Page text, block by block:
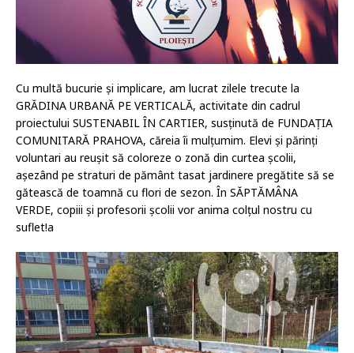
Cu multă bucurie și implicare, am lucrat zilele trecute la
GRĂDINA URBANĂ PE VERTICALĂ, activitate din cadrul
proiectului SUSTENABIL ÎN CARTIER, susținută de FUNDAȚIA
COMUNITARĂ PRAHOVA, căreia îi mulțumim. Elevi și părinți
voluntari au reușit să coloreze o zonă din curtea școlii,
așezând pe straturi de pământ tasat jardinere pregătite să se
gătească de toamnă cu flori de sezon. În SĂPTĂMÂNA
VERDE, copiii și profesorii școlii vor anima colțul nostru cu
suflet!a